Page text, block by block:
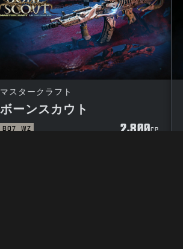
マスタークラフト
ボーンスカウト
BO7 WZ 2,800CP